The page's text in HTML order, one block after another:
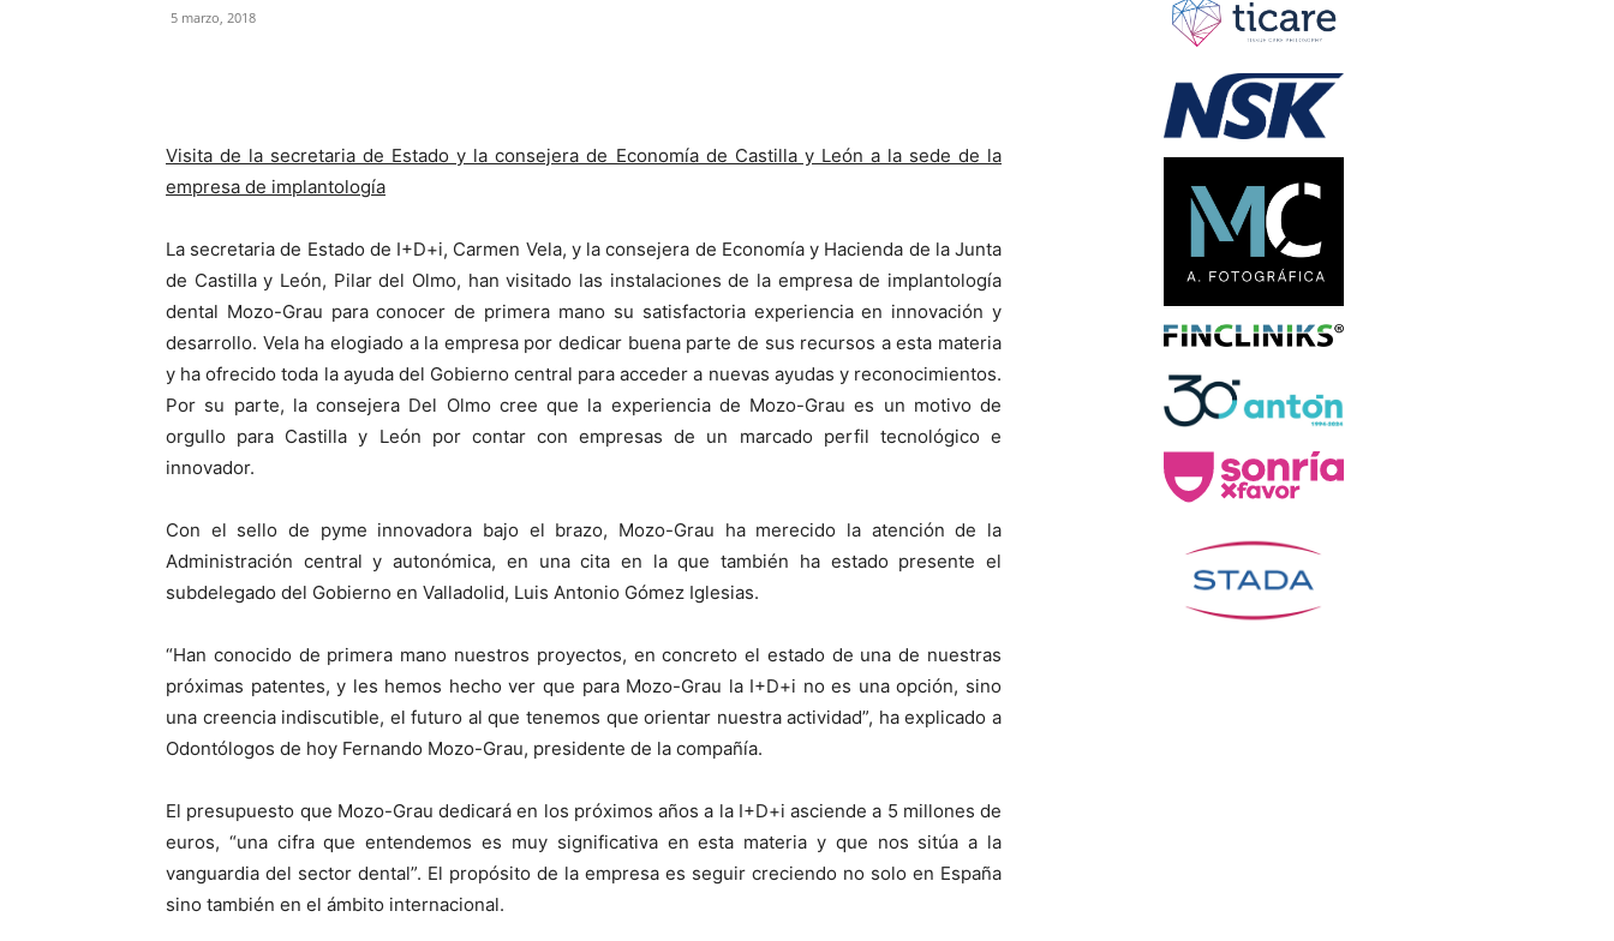
5 marzo, 2018
Visita de la secretaria de Estado y la consejera de Economía de Castilla y León a la sede de la
empresa de implantología
La secretaria de Estado de I+D+i, Carmen Vela, y la consejera de Economía y Hacienda de la Junta
de Castilla y León, Pilar del Olmo, han visitado las instalaciones de la empresa de implantología
dental Mozo-Grau para conocer de primera mano su satisfactoria experiencia en innovación y
desarrollo. Vela ha elogiado a la empresa por dedicar buena parte de sus recursos a esta materia
y ha ofrecido toda la ayuda del Gobierno central para acceder a nuevas ayudas y reconocimientos.
Por su parte, la consejera Del Olmo cree que la experiencia de Mozo-Grau es un motivo de
orgullo para Castilla y León por contar con empresas de un marcado perfil tecnológico e
innovador.
Con el sello de pyme innovadora bajo el brazo, Mozo-Grau ha merecido la atención de la
Administración central y autonómica, en una cita en la que también ha estado presente el
subdelegado del Gobierno en Valladolid, Luis Antonio Gómez Iglesias.
“Han conocido de primera mano nuestros proyectos, en concreto el estado de una de nuestras
próximas patentes, y les hemos hecho ver que para Mozo-Grau la I+D+i no es una opción, sino
una creencia indiscutible, el futuro al que tenemos que orientar nuestra actividad”, ha explicado a
Odontólogos de hoy Fernando Mozo-Grau, presidente de la compañía.
El presupuesto que Mozo-Grau dedicará en los próximos años a la I+D+i asciende a 5 millones de
euros, “una cifra que entendemos es muy significativa en esta materia y que nos sitúa a la
vanguardia del sector dental”. El propósito de la empresa es seguir creciendo no solo en España
sino también en el ámbito internacional.